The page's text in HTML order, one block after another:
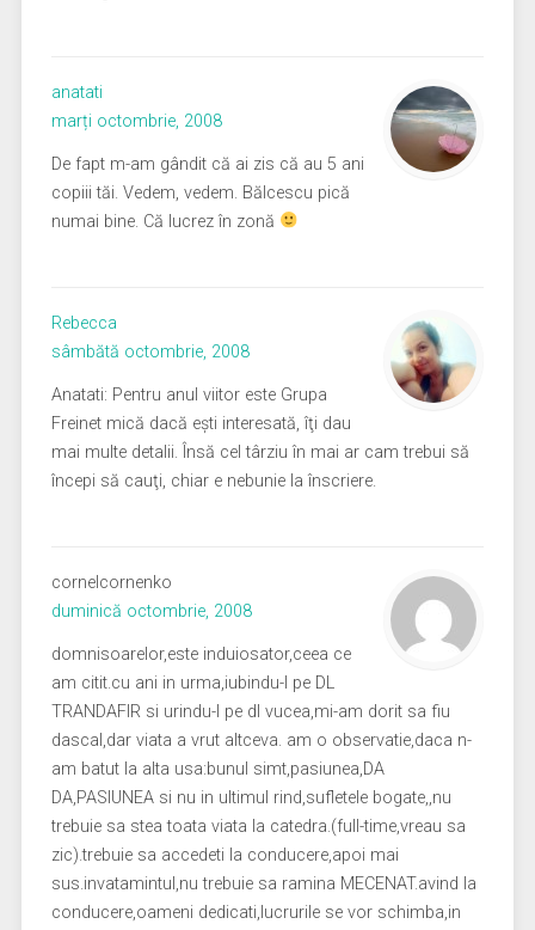
anatati
marți octombrie, 2008
De fapt m-am gândit că ai zis că au 5 ani
copiii tăi. Vedem, vedem. Bălcescu pică
numai bine. Că lucrez în zonă
Rebecca
sâmbătă octombrie, 2008
Anatati: Pentru anul viitor este Grupa
Freinet mică dacă eşti interesată, îţi dau
mai multe detalii. Însă cel târziu în mai ar cam trebui să
începi să cauţi, chiar e nebunie la înscriere.
cornelcornenko
duminică octombrie, 2008
domnisoarelor,este induiosator,ceea ce
am citit.cu ani in urma,iubindu-l pe DL
TRANDAFIR si urindu-l pe dl vucea,mi-am dorit sa fiu
dascal,dar viata a vrut altceva. am o observatie,daca n-
am batut la alta usa:bunul simt,pasiunea,DA
DA,PASIUNEA si nu in ultimul rind,sufletele bogate,,nu
trebuie sa stea toata viata la catedra.(full-time,vreau sa
zic).trebuie sa accedeti la conducere,apoi mai
sus.invatamintul,nu trebuie sa ramina MECENAT.avind la
conducere,oameni dedicati,lucrurile se vor schimba,in